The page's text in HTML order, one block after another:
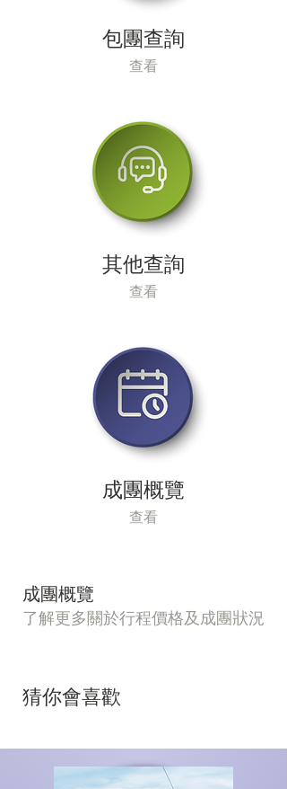
包團查詢
查看
其他查詢
查看
成團概覽
查看
成團概覽
了解更多關於行程價格及成團狀況
猜你會喜歡